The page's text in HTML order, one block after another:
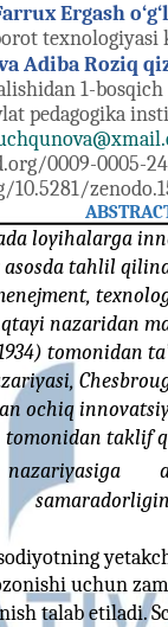
Ergash
Adiba Roziq
1-
pedagogika
0009-0005-
loyihalarga
tahlil
nazaridan
tomonidan
ochiq
tomonidan taklif
nazariyasiga
uchun
talab etiladi.